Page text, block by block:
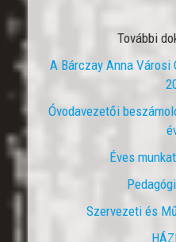
További
A Bárczay Anna Városi
Óvodavezetői
Éves
Szervezeti és